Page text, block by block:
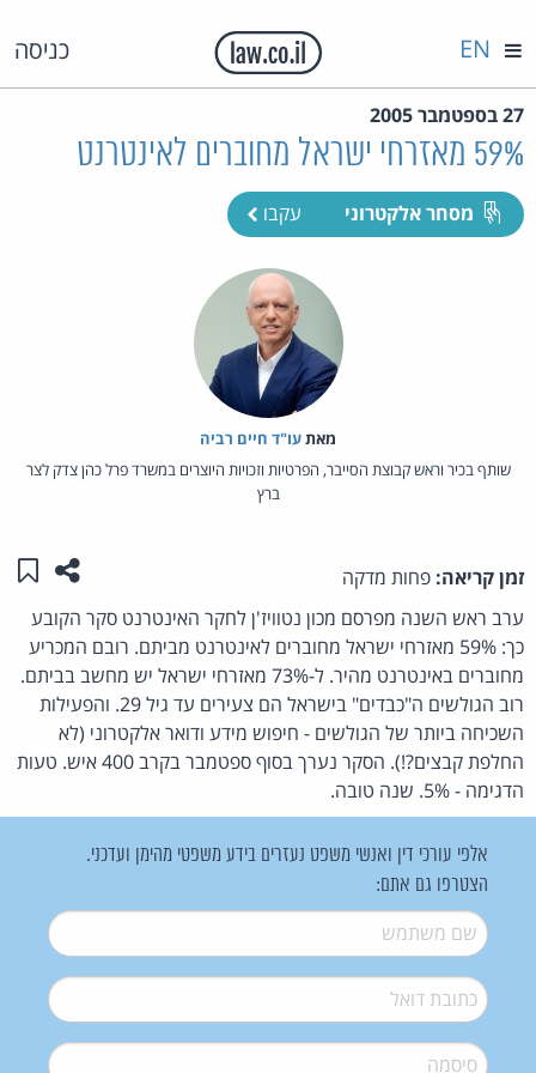
כניסה EN
27 בספטמבר 2005
59% מאזרחי ישראל מחוברים לאינטרנט
מסחר אלקטרוני עקבו
מאת‏עו"ד חיים רביה
שותף בכיר וראש קבוצת הסייבר, הפרטיות וזכויות היוצרים במשרד פרל כהן צדק לצר
ברץ
זמן קריאה: פחות מדקה שתפו
ערב ראש השנה מפרסם מכון נטוויז'ן לחקר האינטרנט סקר הקובע
כך: 59% מאזרחי ישראל מחוברים לאינטרנט מביתם. רובם המכריע
מחוברים באינטרנט מהיר. ל-73% מאזרחי ישראל יש מחשב בביתם.
רוב הגולשים ה"כבדים" בישראל הם צעירים עד גיל 29. והפעילות
השכיחה ביותר של הגולשים - חיפוש מידע ודואר אלקטרוני (לא
החלפת קבצים?!). הסקר נערך בסוף ספטמבר בקרב 400 איש. טעות
הדגימה - 5%. שנה טובה.
אלפי עורכי דין ואנשי משפט נעזרים בידע משפטי מהימן ועדכני.
הצטרפו גם אתם:
שם משתמש*
דואל*
סיסמה*